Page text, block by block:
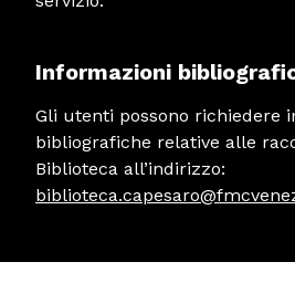
Informazioni
Gli utenti possono richiedere
bibliografiche relative alle
Biblioteca all’indirizzo: